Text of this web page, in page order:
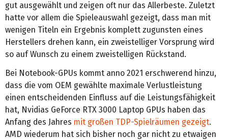
gut ausgewählt und zeigen oft nur das Allerbeste. Zuletzt
hatte vor allem die Spieleauswahl gezeigt, dass man mit
wenigen Titeln ein Ergebnis komplett zugunsten eines
Herstellers drehen kann, ein zweistelliger Vorsprung wird
so auf Wunsch zu einem zweistelligen Rückstand.
Bei Notebook-GPUs kommt anno 2021 erschwerend hinzu,
dass die vom OEM gewählte maximale Verlustleistung
einen entscheidenden Einfluss auf die Leistungsfähigkeit
hat, Nvidias GeForce RTX 3000 Laptop GPUs haben das
Anfang des Jahres mit großen TDP-Spielräumen gezeigt.
AMD wiederum hat sich bisher noch gar nicht zu etwaigen